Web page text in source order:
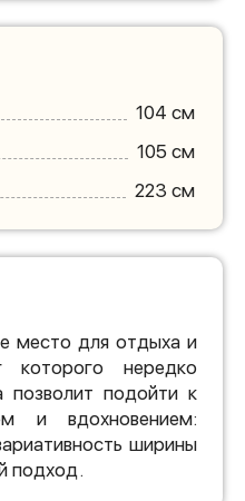
104 см
105 см
223 см
место для отдыха и
которого нередко
позволит подойти к
и вдохновением:
ширины
подход.